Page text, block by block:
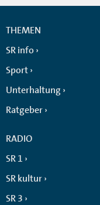
THEMEN
SR info
Sport
Unterhaltung
Ratgeber
RADIO
SR 1
SR kultur
SR 3